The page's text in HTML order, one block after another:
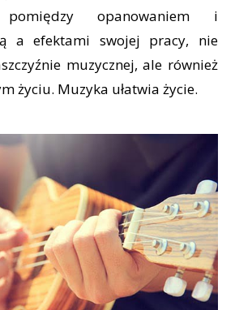
pomiędzy opanowaniem i
a efektami swojej pracy, nie
muzycznej, ale również
życiu. Muzyka ułatwia życie.